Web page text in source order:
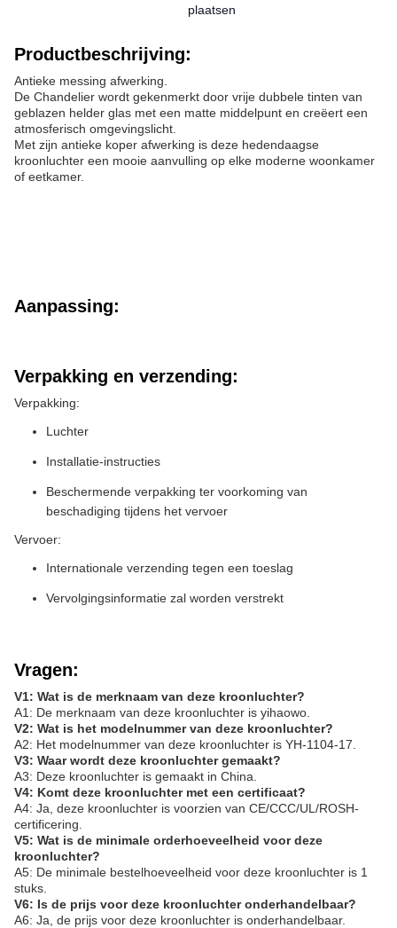
plaatsen
Productbeschrijving:
Antieke messing afwerking.
De Chandelier wordt gekenmerkt door vrije dubbele tinten van
geblazen helder glas met een matte middelpunt en creëert een
atmosferisch omgevingslicht.
Met zijn antieke koper afwerking is deze hedendaagse
kroonluchter een mooie aanvulling op elke moderne woonkamer
of eetkamer.
Aanpassing:
Verpakking en verzending:
Verpakking:
Luchter
Installatie-instructies
Beschermende verpakking ter voorkoming van
beschadiging tijdens het vervoer
Vervoer:
Internationale verzending tegen een toeslag
Vervolgingsinformatie zal worden verstrekt
Vragen:
V1: Wat is de merknaam van deze kroonluchter?
A1: De merknaam van deze kroonluchter is yihaowo.
V2: Wat is het modelnummer van deze kroonluchter?
A2: Het modelnummer van deze kroonluchter is YH-1104-17.
V3: Waar wordt deze kroonluchter gemaakt?
A3: Deze kroonluchter is gemaakt in China.
V4: Komt deze kroonluchter met een certificaat?
A4: Ja, deze kroonluchter is voorzien van CE/CCC/UL/ROSH-
certificering.
V5: Wat is de minimale orderhoeveelheid voor deze
kroonluchter?
A5: De minimale bestelhoeveelheid voor deze kroonluchter is 1
stuks.
V6: Is de prijs voor deze kroonluchter onderhandelbaar?
A6: Ja, de prijs voor deze kroonluchter is onderhandelbaar.